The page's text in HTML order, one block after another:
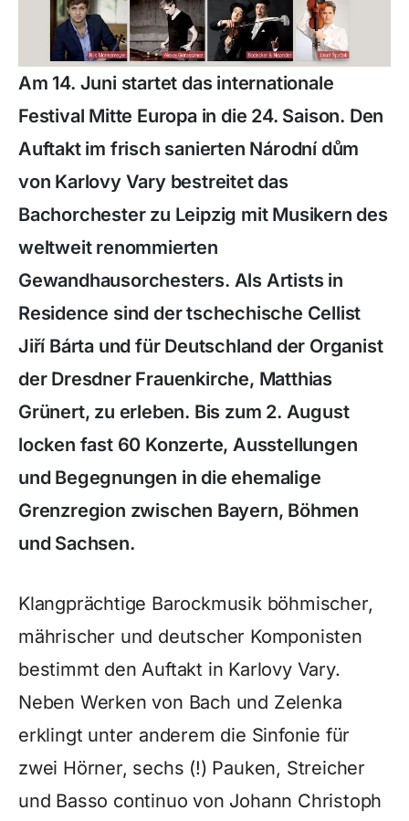
Am 14. Juni startet das internationale
Festival Mitte Europa in die 24. Saison. Den
Auftakt im frisch sanierten Národní dům
von Karlovy Vary bestreitet das
Bachorchester zu Leipzig mit Musikern des
weltweit renommierten
Gewandhausorchesters. Als Artists in
Residence sind der tschechische Cellist
Jiří Bárta und für Deutschland der Organist
der Dresdner Frauenkirche, Matthias
Grünert, zu erleben. Bis zum 2. August
locken fast 60 Konzerte, Ausstellungen
und Begegnungen in die ehemalige
Grenzregion zwischen Bayern, Böhmen
und Sachsen.
Klangprächtige Barockmusik böhmischer,
mährischer und deutscher Komponisten
bestimmt den Auftakt in Karlovy Vary.
Neben Werken von Bach und Zelenka
erklingt unter anderem die Sinfonie für
zwei Hörner, sechs (!) Pauken, Streicher
und Basso continuo von Johann Christoph